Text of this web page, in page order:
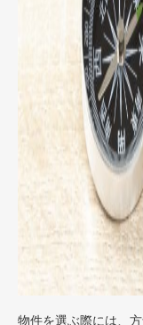
物件を選ぶ際には、